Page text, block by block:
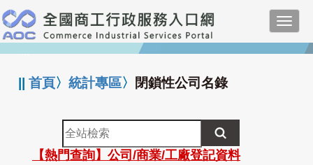
跳
到
主
要
:::
||首頁〉統計專區〉 閉鎖性公司名錄
全
站
檢
【熱門查詢】公司/商業/工廠登記資料